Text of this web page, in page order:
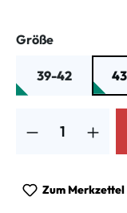
Größeauswählen
39-42
Zum